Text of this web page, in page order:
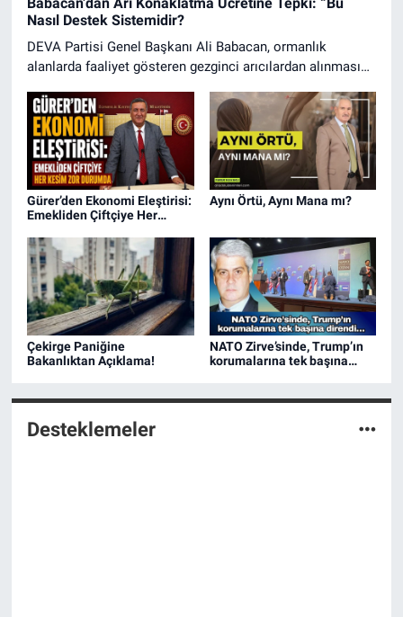
Babacan’dan Arı Konaklatma Ücretine Tepki: “Bu
Nasıl Destek Sistemidir?
DEVA Partisi Genel Başkanı Ali Babacan, ormanlık
alanlarda faaliyet gösteren gezginci arıcılardan alınması
Ekosistem Hizmet Bedeli”ni eleştirdi.
Gürer’den Ekonomi Eleştirisi:
Emekliden Çiftçiye Her
Aynı Örtü, Aynı Mana mı?
Çekirge Paniğine
Bakanlıktan Açıklama!
NATO Zirve’sinde, Trump’ın
korumalarına tek başına
Desteklemeler